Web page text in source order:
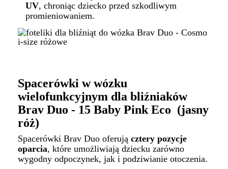
UV, chroniąc dziecko przed szkodliwym
promieniowaniem.
Spacerówki w wózku
wielofunkcyjnym dla bliźniaków
Brav Duo - 15 Baby Pink Eco (jasny
róż)
Spacerówki Brav Duo oferują cztery pozycje
oparcia, które umożliwiają dziecku zarówno
wygodny odpoczynek, jak i podziwianie otoczenia.